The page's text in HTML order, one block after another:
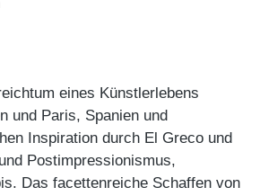
eines Künstlerlebens
und Paris, Spanien und
Inspiration durch El Greco und
Postimpressionismus,
Das facettenreiche Schaffen von